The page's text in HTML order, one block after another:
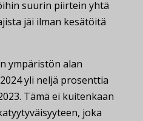
suurin piirtein yhtä
jäi ilman kesätöitä
ympäristön alan
yli neljä prosenttia
Tämä ei kuitenkaan
joka